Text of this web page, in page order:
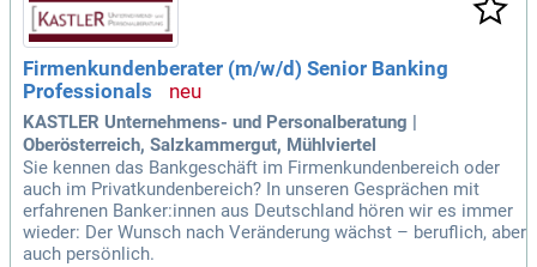
Firmenkundenberater (m/w/d) Senior Banking
Professionals
KASTLER Unternehmens- und Personalberatung |
Oberösterreich, Salzkammergut, Mühlviertel
Sie kennen das Bankgeschäft im Firmenkundenbereich oder
auch im Privatkundenbereich? In unseren Gesprächen mit
erfahrenen Banker:innen aus Deutschland hören wir es immer
wieder: Der Wunsch nach Veränderung wächst – beruflich, aber
auch persönlich.